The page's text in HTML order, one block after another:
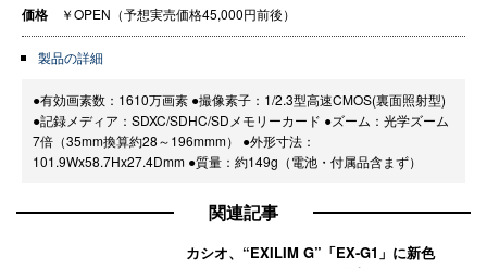
価格 ￥OPEN（予想実売価格45,000円前後）
製品の詳細
●有効画素数：1610万画素 ●撮像素子：1/2.3型高速CMOS(裏面照射型)
●記録メディア：SDXC/SDHC/SDメモリーカード ●ズーム：光学ズーム
7倍（35mm換算約28～196mmm） ●外形寸法：
101.9Wx58.7Hx27.4Dmm ●質量：約149g（電池・付属品含まず）
関連記事
カシオ、“EXILIM G”「EX-G1」に新色